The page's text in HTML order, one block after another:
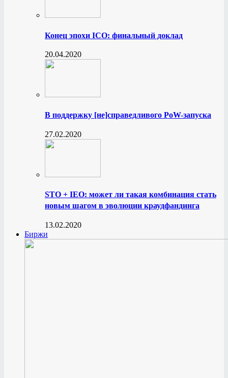
Конец эпохи ICO: финальный доклад
20.04.2020
В поддержку [не]справедливого PoW-запуска
27.02.2020
STO + IEO: может ли такая комбинация стать
новым шагом в эволюции краудфандинга
13.02.2020
Биржи